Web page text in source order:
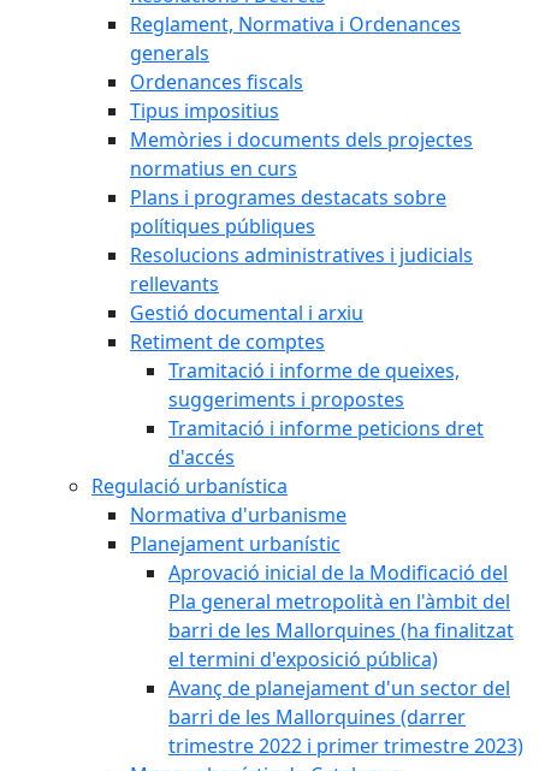
Reglament, Normativa i Ordenances
generals
Ordenances fiscals
Tipus impositius
Memòries i documents dels projectes
normatius en curs
Plans i programes destacats sobre
polítiques públiques
Resolucions administratives i judicials
rellevants
Gestió documental i arxiu
Retiment de comptes
Tramitació i informe de queixes,
suggeriments i propostes
Tramitació i informe peticions dret
d'accés
Regulació urbanística
Normativa d'urbanisme
Planejament urbanístic
Aprovació inicial de la Modificació del
Pla general metropolità en l'àmbit del
barri de les Mallorquines (ha finalitzat
el termini d'exposició pública)
Avanç de planejament d'un sector del
barri de les Mallorquines (darrer
trimestre 2022 i primer trimestre 2023)